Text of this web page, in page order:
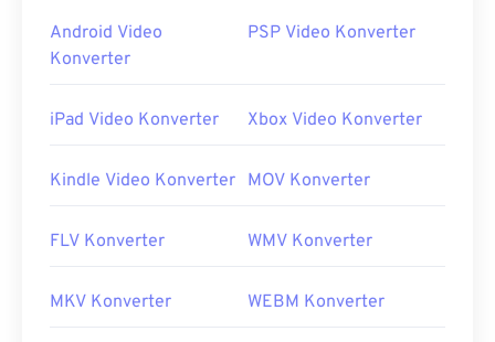
Android Video
Konverter
PSP Video Konverter
iPad Video Konverter Xbox Video Konverter
Kindle Video Konverter MOV Konverter
FLV Konverter WMV Konverter
MKV Konverter WEBM Konverter